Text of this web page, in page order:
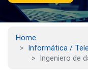
Home
Informática /
Ingeniero de